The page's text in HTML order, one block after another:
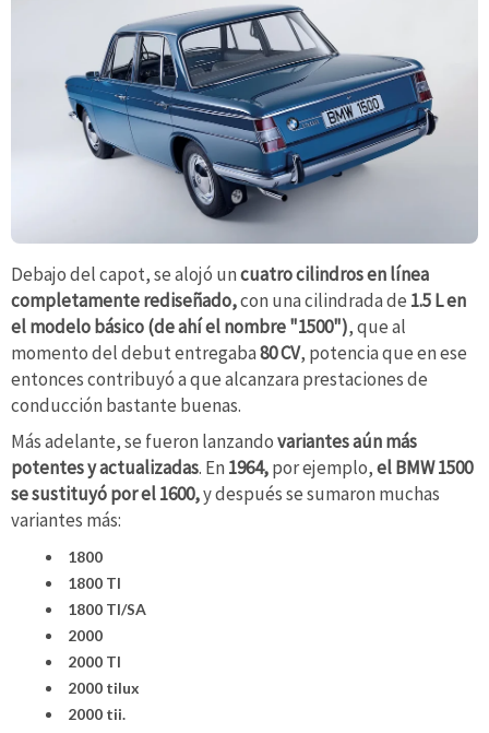
Debajo del capot, se alojó uncuatro cilindros en línea
completamente rediseñado,con una cilindrada de 1.5 L en
el modelo básico (de ahí el nombre "1500"), que al
momento del debut entregaba80 CV, potencia que en ese
entonces contribuyó a que alcanzara prestaciones de
conducción bastante buenas.
Más adelante, se fueron lanzandovariantes aún más
potentes y actualizadas. En 1964,por ejemplo,el BMW 1500
se sustituyó por el 1600,y después se sumaron muchas
variantes más:
1800
1800 TI
1800 TI/SA
2000
2000 TI
2000 tilux
2000 tii.